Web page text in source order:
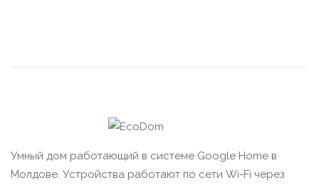
Умный дом работающий в системе Google Home в
Молдове. Устройства работают по сети Wi-Fi через